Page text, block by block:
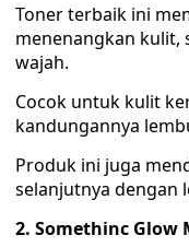
Toner terbaik ini
menenangkan kulit,
wajah.
Cocok untuk kulit
kandungannya
Produk ini juga
selanjutnya dengan
2. Somethinc Glow